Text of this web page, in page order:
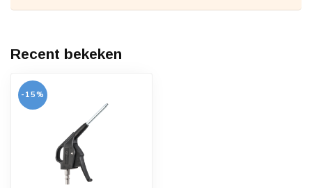
Recent bekeken
-15%